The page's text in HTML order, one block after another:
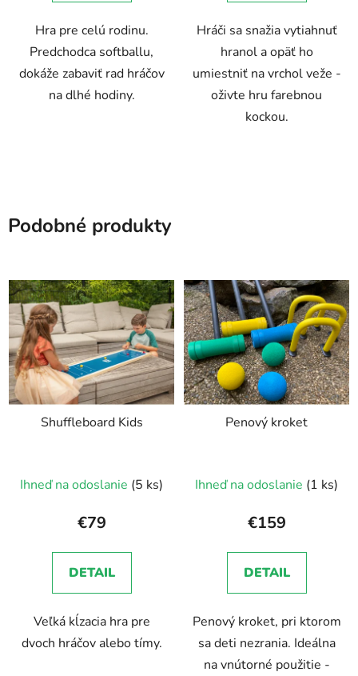
Hra pre celú rodinu.
Predchodca softballu,
dokáže zabaviť rad hráčov
na dlhé hodiny.
Hráči sa snažia vytiahnuť
hranol a opäť ho
umiestniť na vrchol veže -
oživte hru farebnou
kockou.
Podobné produkty
Shuffleboard Kids
Ihneď na odoslanie (5 ks)
€79
DETAIL
Veľká kĺzacia hra pre
dvoch hráčov alebo tímy.
Penový kroket
Ihneď na odoslanie (1 ks)
€159
DETAIL
Penový kroket, pri ktorom
sa deti nezrania. Ideálna
na vnútorné použitie -